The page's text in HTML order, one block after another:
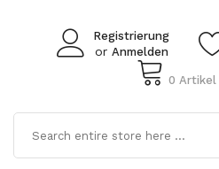
Registrierung
or Anmelden
0 Artikel